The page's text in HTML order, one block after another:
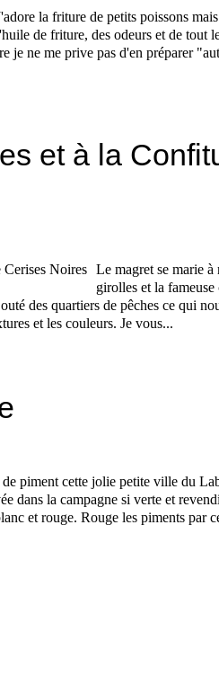
la friture de petits poissons
de friture, des odeurs et de tout
je ne me prive pas d'en préparer
et à la
Le magret se marie
girolles et la
des quartiers de pêches ce qui
et les couleurs. Je vous...
piment cette jolie petite ville du
dans la campagne si verte et
et rouge. Rouge les piments par